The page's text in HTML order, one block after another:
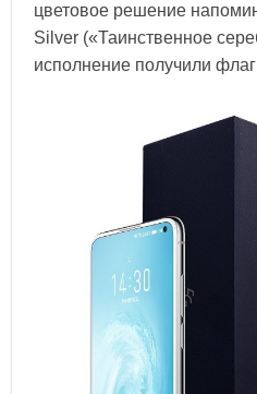
цветовое решение
Silver («Таинственное
исполнение получили